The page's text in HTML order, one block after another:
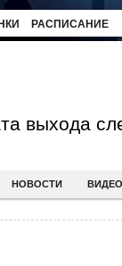
РАСПИСАНИЕ
выхода
НОВОСТИ ВИДЕО